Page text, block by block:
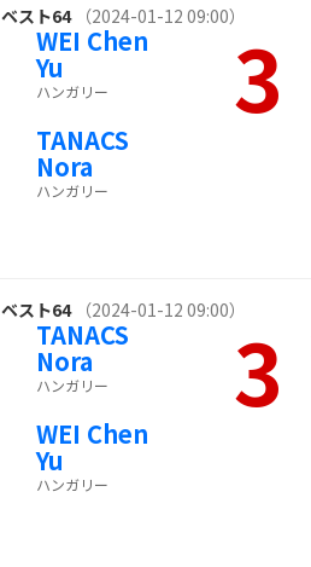
ベスト64 （2024-01-12 09:00）
WEI Chen
Yu
ハンガリー
TANACS
Nora
ハンガリー
3
ベスト64 （2024-01-12 09:00）
TANACS
Nora
ハンガリー
WEI Chen
Yu
ハンガリー
3